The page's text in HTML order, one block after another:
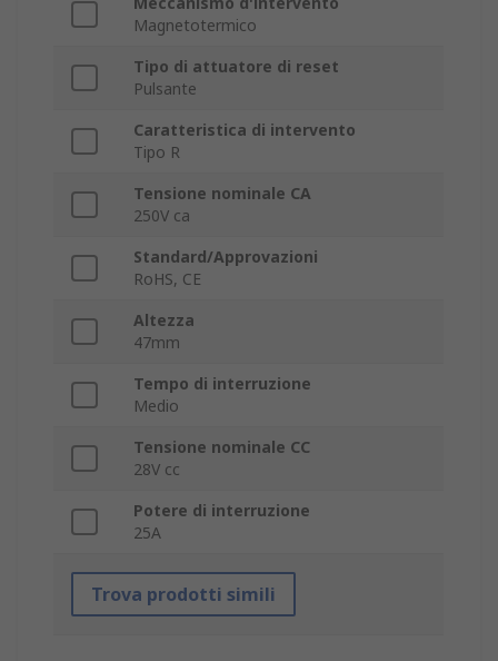
Magnetotermico
Tipo di attuatore di reset
Pulsante
Caratteristica di intervento
Tipo R
Tensione nominale CA
250V ca
Standard/Approvazioni
RoHS, CE
Altezza
47mm
Tempo di interruzione
Medio
Tensione nominale CC
28V cc
Potere di interruzione
25A
Trova prodotti simili